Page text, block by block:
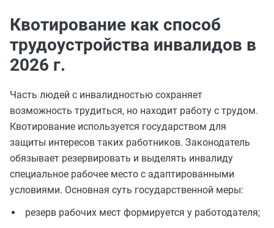
Квотирование как способ
трудоустройства инвалидов в
2026 г.
Часть людей с инвалидностью сохраняет
возможность трудиться, но находит работу с трудом.
Квотирование используется государством для
защиты интересов таких работников. Законодатель
обязывает резервировать и выделять инвалиду
специальное рабочее место с адаптированными
условиями. Основная суть государственной меры:
резерв рабочих мест формируется у работодателя;